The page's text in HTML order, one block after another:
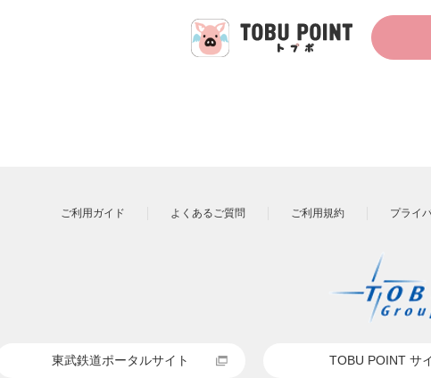
ご利用ガイド よくあるご質問 ご利用規約 プライ
東武鉄道ポータルサイト TOBU POINT サ